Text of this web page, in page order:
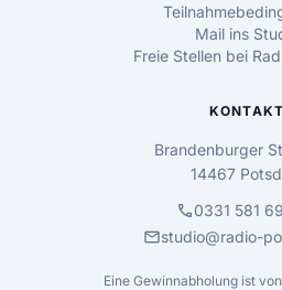
Mail ins
Freie Stellen bei
KONTAKT
Brandenburger
14467
call0331 581
mailstudio@radio-
Eine Gewinnabholung ist